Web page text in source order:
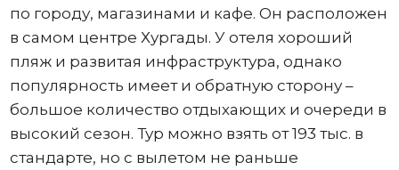
по городу, магазинами и кафе. Он расположен
в самом центре Хургады. У отеля хороший
пляж и развитая инфраструктура, однако
популярность имеет и обратную сторону –
большое количество отдыхающих и очереди в
высокий сезон. Тур можно взять от 193 тыс. в
стандарте, но с вылетом не раньше